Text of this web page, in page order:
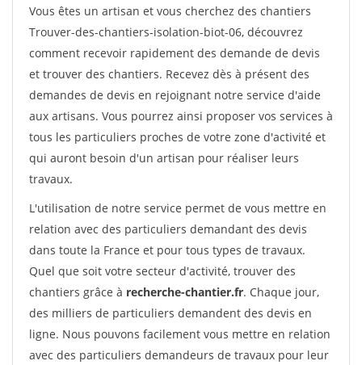
Vous êtes un artisan et vous cherchez des chantiers
Trouver-des-chantiers-isolation-biot-06, découvrez
comment recevoir rapidement des demande de devis
et trouver des chantiers. Recevez dès à présent des
demandes de devis en rejoignant notre service d'aide
aux artisans. Vous pourrez ainsi proposer vos services à
tous les particuliers proches de votre zone d'activité et
qui auront besoin d'un artisan pour réaliser leurs
travaux.
L'utilisation de notre service permet de vous mettre en
relation avec des particuliers demandant des devis
dans toute la France et pour tous types de travaux.
Quel que soit votre secteur d'activité, trouver des
chantiers grâce à recherche-chantier.fr. Chaque jour,
des milliers de particuliers demandent des devis en
ligne. Nous pouvons facilement vous mettre en relation
avec des particuliers demandeurs de travaux pour leur